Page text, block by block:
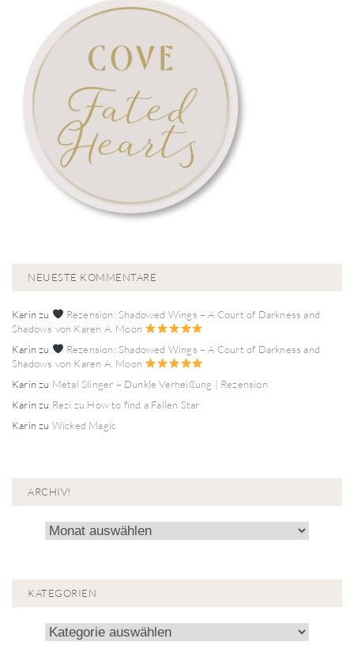
NEUESTE KOMMENTARE
Karinzu
Rezension: Shadowed Wings – A Court of Darkness and
Shadows von Karen A. Moon
Karinzu
Rezension: Shadowed Wings – A Court of Darkness and
Shadows von Karen A. Moon
Karinzu Metal Slinger – Dunkle Verheißung | Rezension
Karinzu Rezi zu How to find a Fallen Star
Karinzu Wicked Magic
ARCHIV!
Archiv!
KATEGORIEN
Kategorien